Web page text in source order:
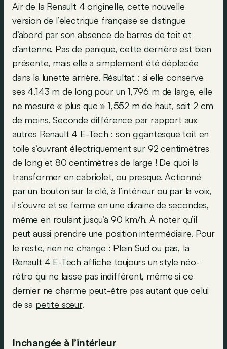
Air de la Renault 4 originelle, cette nouvelle
version de l’électrique française se distingue
d’abord par son absence de barres de toit et
d’antenne. Pas de panique, cette dernière est bien
présente, mais elle a simplement été déplacée
dans la lunette arrière. Résultat : si elle conserve
ses 4,143 m de long pour un 1,796 m de large, elle
ne mesure « plus que » 1,552 m de haut, soit 2 cm
de moins. Seconde différence par rapport aux
autres Renault 4 E-Tech : son gigantesque toit en
toile s’ouvrant électriquement sur 92 centimètres
de long et 80 centimètres de large ! De quoi la
transformer en cabriolet, ou presque. Actionné
par un bouton sur la clé, à l’intérieur ou par la voix,
il s’ouvre et se ferme en une dizaine de secondes,
même en roulant jusqu’à 90 km/h. À noter qu’il
peut aussi prendre une position intermédiaire. Pour
le reste, rien ne change : Plein Sud ou pas, la
Renault 4 E-Tech affiche toujours un style néo-
rétro qui ne laisse pas indifférent, même si ce
dernier ne charme peut-être pas autant que celui
de sa petite sœur.
Inchangée à l’intérieur